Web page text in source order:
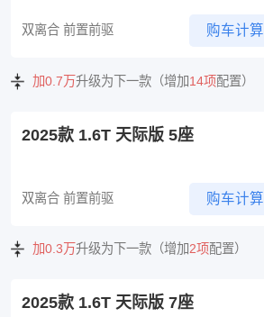
双离合 前置前驱 购车计算
加0.7万升级为下一款（增加14项配置）
2025款 1.6T 天际版 5座
双离合 前置前驱 购车计算
加0.3万升级为下一款（增加2项配置）
2025款 1.6T 天际版 7座